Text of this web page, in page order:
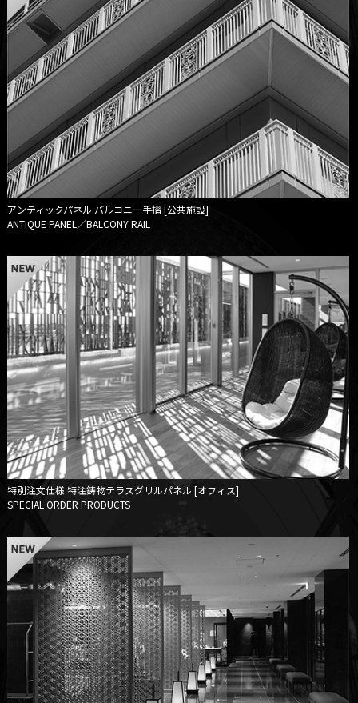
アンティックパネル バルコニー手摺 [公共施設]
ANTIQUE PANEL／BALCONY RAIL
特別注文仕様 特注鋳物テラスグリルパネル [オフィス]
SPECIAL ORDER PRODUCTS